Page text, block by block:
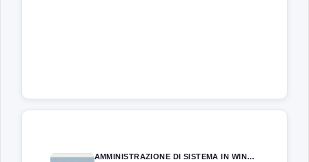
AMMINISTRAZIONE DI SISTEMA IN WINDOWS SERVER